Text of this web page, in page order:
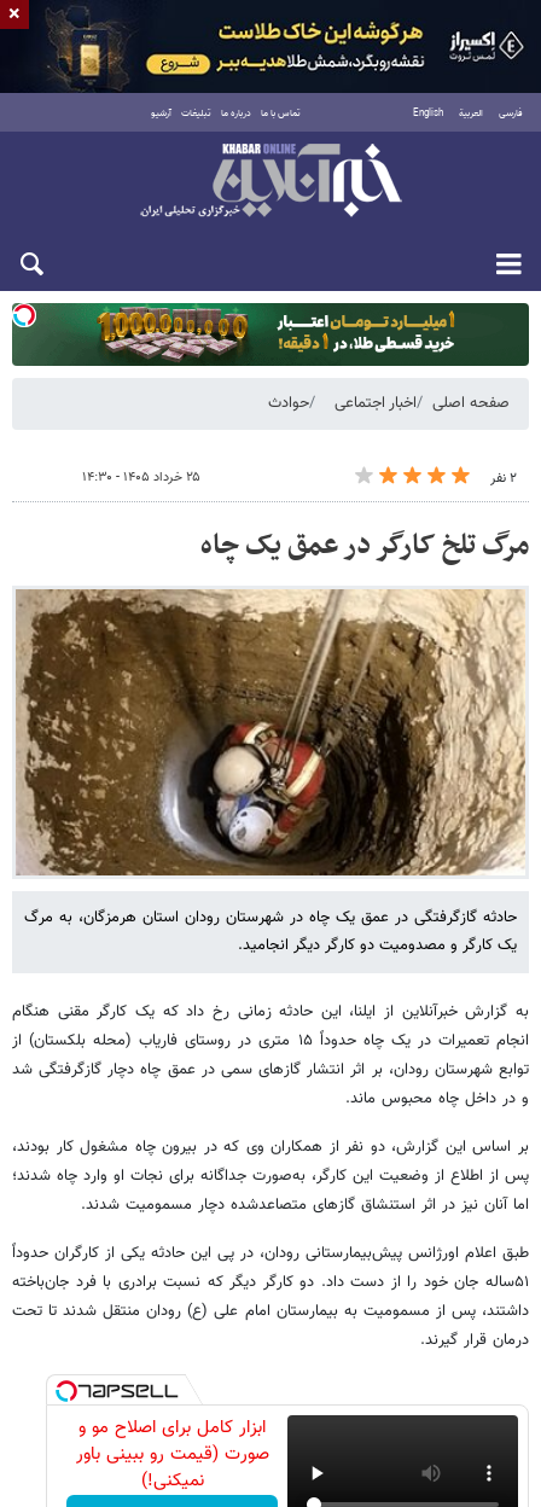
فارسی العربية English تماس با ما درباره ما تبلیغات آرشیو
یکشنبه ۱۸ مرداد ۱۴۰۵
صفحه اصلی اخبار اجتماعی حوادث
۲ نفر ۲۵ خرداد ۱۴۰۵ - ۱۴:۳۰
مرگ تلخ کارگر در عمق یک چاه
حادثه گازگرفتگی در عمق یک چاه در شهرستان رودان استان هرمزگان، به مرگ
یک کارگر و مصدومیت دو کارگر دیگر انجامید.
به گزارش خبرآنلاین از ایلنا، این حادثه زمانی رخ داد که یک کارگر مقنی هنگام
انجام تعمیرات در یک چاه حدوداً ۱۵ متری در روستای فاریاب (محله بلکستان) از
توابع شهرستان رودان، بر اثر انتشار گازهای سمی در عمق چاه دچار گازگرفتگی شد
و در داخل چاه محبوس ماند.
بر اساس این گزارش، دو نفر از همکاران وی که در بیرون چاه مشغول کار بودند،
پس از اطلاع از وضعیت این کارگر، به‌صورت جداگانه برای نجات او وارد چاه شدند؛
اما آنان نیز در اثر استنشاق گازهای متصاعدشده دچار مسمومیت شدند.
طبق اعلام اورژانس پیش‌بیمارستانی رودان، در پی این حادثه یکی از کارگران حدوداً
۵۱ساله جان خود را از دست داد. دو کارگر دیگر که نسبت برادری با فرد جان‌باخته
داشتند، پس از مسمومیت به بیمارستان امام علی (ع) رودان منتقل شدند تا تحت
درمان قرار گیرند.
ابزار کامل برای اصلاح مو و
صورت (قیمت رو ببینی باور
نمیکنی!)
×